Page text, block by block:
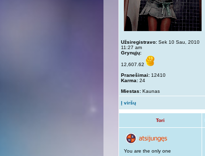
Užsiregistravo: Sek 10 Sau, 2010
11:27 am
Grynųjų:
12,607.62
Pranešimai: 12410
Karma: 24
Miestas: Kaunas
Į viršų
Tori
You are the only one